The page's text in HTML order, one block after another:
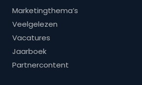
Marketingthema’s
Veelgelezen
Vacatures
Jaarboek
Partnercontent